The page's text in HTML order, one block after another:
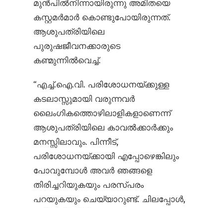
മുൻപിൽനിന്നായിരുന്നു അമിതയെ
കസ്റ്റമർമാർ കൊണ്ടുപോയിരുന്നത്.
ആശുപത്രിയിലെ
പുരുഷജീവനക്കാരുടെ
കണ്മുന്നിൽ‌വെച്ച്.
“എച്ച്.ഐ.വി. പരിശോധനയ്ക്കുള്ള
കടലാസ്സുമായി വരുന്നവർ
ലൈംഗികത്തൊഴിലാളികളാണെന്ന്
ആശുപത്രിയിലെ കാവൽക്കാർക്കും
മനസ്സിലാവും. പിന്നീട്,
പരിശോധനയ്ക്കായി എപ്പോഴെങ്കിലും
പോവുമ്പോൾ അവർ ഞങ്ങളെ
തിരിച്ചറിയുകയും പരസ്പരം
പറയുകയും ചെയ്യാറുണ്ട്. ചിലപ്പോൾ,